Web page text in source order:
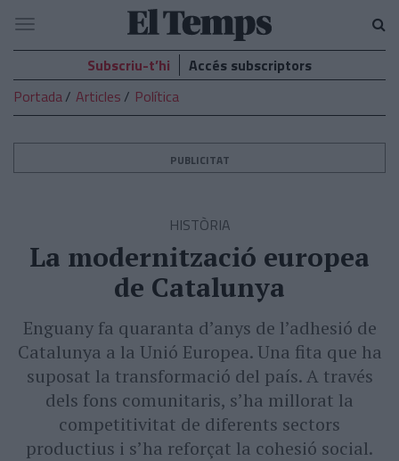
El
Temps
Navegació
Subscriu-t’hi
Accés subscriptors
Portada
Articles Política
PUBLICITAT
HISTÒRIA
La modernització europea
de Catalunya
Enguany fa quaranta d’anys de l’adhesió de
Catalunya a la Unió Europea. Una fita que ha
suposat la transformació del país. A través
dels fons comunitaris, s’ha millorat la
competitivitat de diferents sectors
productius i s’ha reforçat la cohesió social.